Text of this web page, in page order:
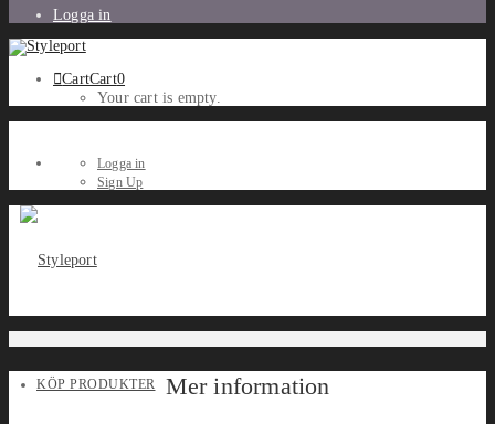
Logga in
CartCart0
Your cart is empty.
Logga in
Sign Up
KÖP PRODUKTER Mer information